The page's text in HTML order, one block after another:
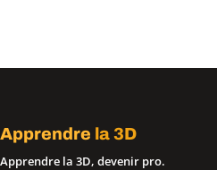
Apprendre la 3D
Apprendre la 3D, devenir pro.